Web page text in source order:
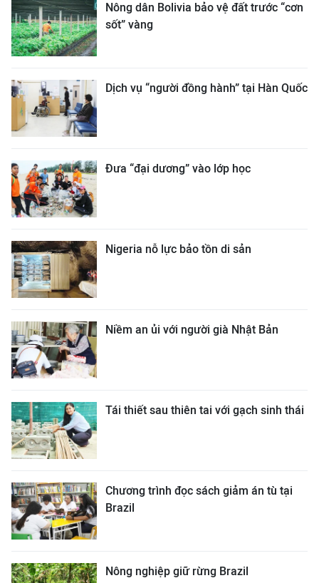
Nông dân Bolivia bảo vệ đất trước “cơn
sốt” vàng
Dịch vụ “người đồng hành” tại Hàn Quốc
Đưa “đại dương” vào lớp học
Nigeria nỗ lực bảo tồn di sản
Niềm an ủi với người già Nhật Bản
Tái thiết sau thiên tai với gạch sinh thái
Chương trình đọc sách giảm án tù tại
Brazil
Nông nghiệp giữ rừng Brazil